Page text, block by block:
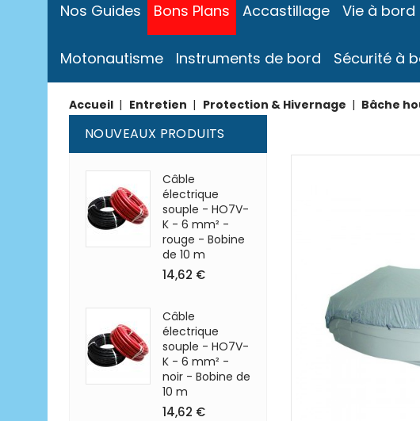
Nos Guides Bons Plans Accastillage Vie à bord
Motonautisme Instruments de bord Sécurité à
Accueil Entretien Protection & Hivernage Bâche
NOUVEAUX PRODUITS
Câble
électrique
souple - HO7V-
K - 6 mm² -
rouge - Bobine
de 10 m
14,62 €
Câble
électrique
souple - HO7V-
K - 6 mm² -
noir - Bobine de
10 m
14,62 €